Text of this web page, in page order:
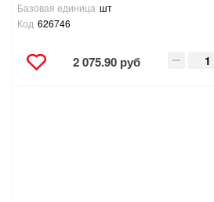
Базовая единица шт
Код 626746
2 075.90 руб